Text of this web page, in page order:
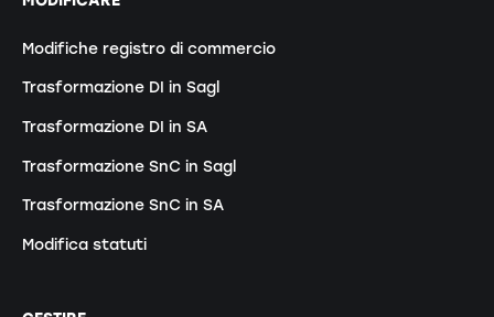
Modifiche registro di commercio
Trasformazione DI in Sagl
Trasformazione DI in SA
Trasformazione SnC in Sagl
Trasformazione SnC in SA
Modifica statuti